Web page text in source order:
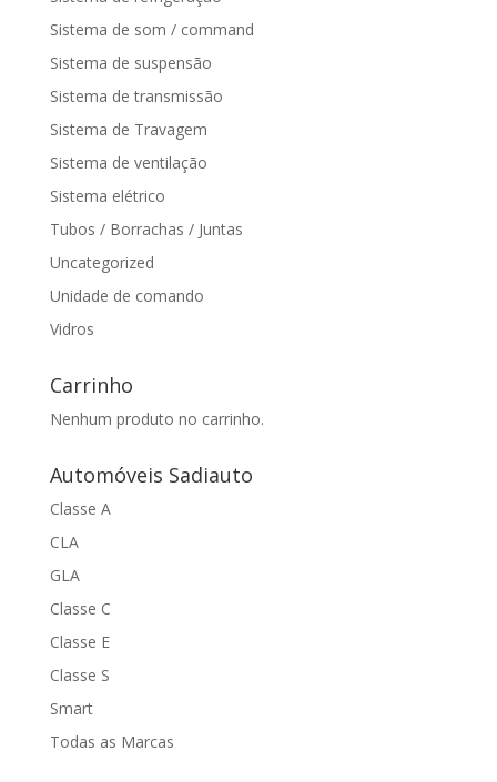
Sistema de som / command
Sistema de suspensão
Sistema de transmissão
Sistema de Travagem
Sistema de ventilação
Sistema elétrico
Tubos / Borrachas / Juntas
Uncategorized
Unidade de comando
Vidros
Carrinho
Nenhum produto no carrinho.
Automóveis Sadiauto
Classe A
CLA
GLA
Classe C
Classe E
Classe S
Smart
Todas as Marcas